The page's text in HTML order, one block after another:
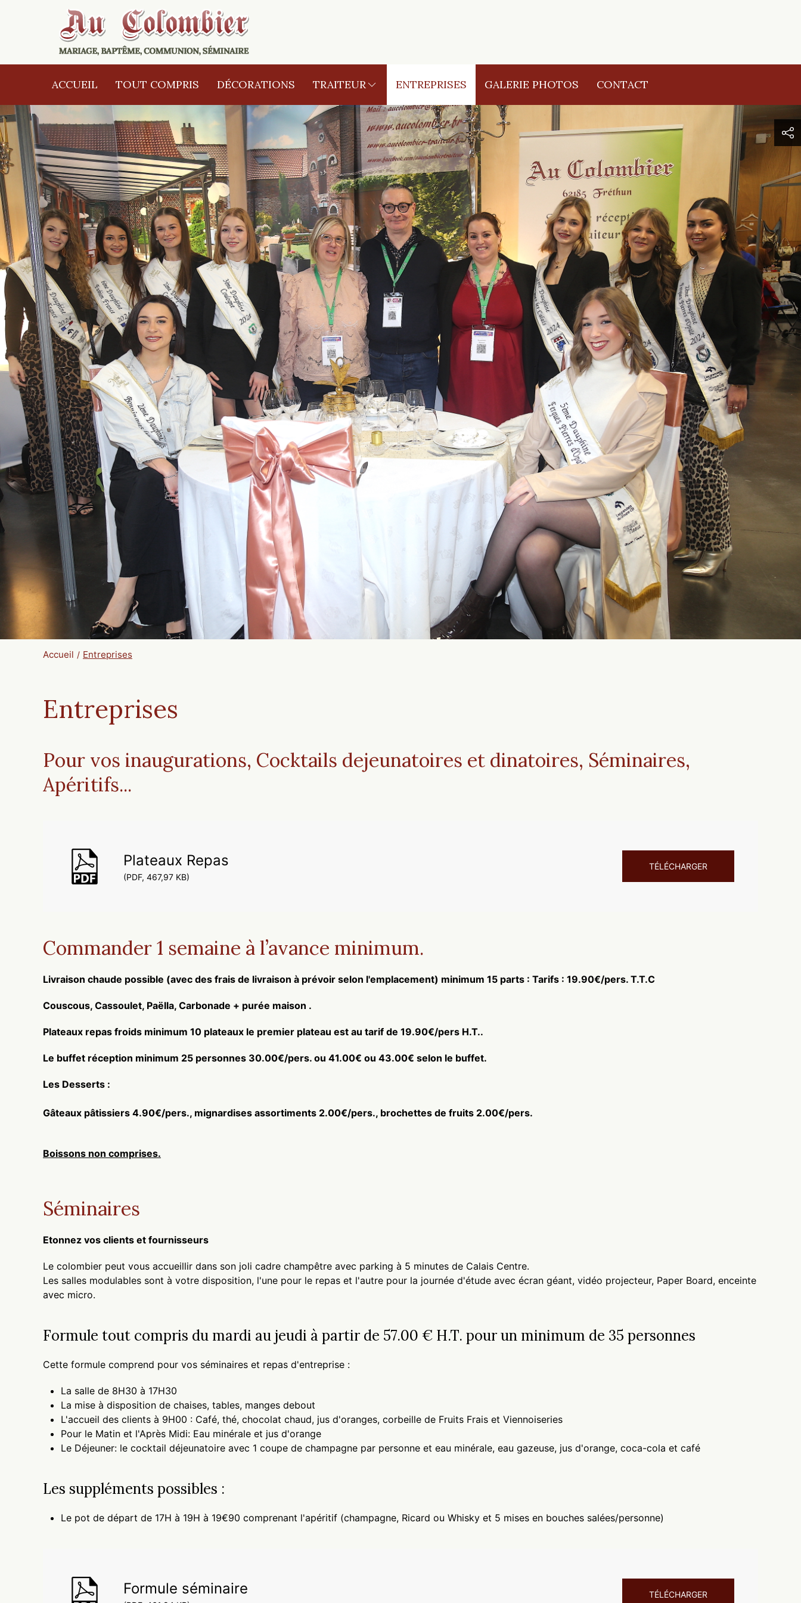
ACCUEIL TOUT COMPRIS DÉCORATIONS TRAITEUR ENTREPRISES GALERIE PHOTOS CONTACT
Accueil Entreprises
Entreprises
Pour vos inaugurations, Cocktails dejeunatoires et dinatoires, Séminaires,
Apéritifs...
Plateaux Repas
(PDF, 467,97 KB)
TÉLÉCHARGER
Commander 1 semaine à l’avance minimum.
Livraison chaude possible (avec des frais de livraison à prévoir selon l'emplacement) minimum 15 parts : Tarifs : 19.90€/pers. T.T.C
Couscous, Cassoulet, Paëlla, Carbonade + purée maison .
Plateaux repas froids minimum 10 plateaux le premier plateau est au tarif de 19.90€/pers H.T..
Le buffet réception minimum 25 personnes 30.00€/pers. ou 41.00€ ou 43.00€ selon le buffet.
Les Desserts :
Gâteaux pâtissiers 4.90€/pers., mignardises assortiments 2.00€/pers., brochettes de fruits 2.00€/pers.
Boissons non comprises.
Séminaires
Etonnez vos clients et fournisseurs
Le colombier peut vous accueillir dans son joli cadre champêtre avec parking à 5 minutes de Calais Centre.
Les salles modulables sont à votre disposition, l'une pour le repas et l'autre pour la journée d'étude avec écran géant, vidéo projecteur, Paper Board, enceinte
avec micro.
Formule tout compris du mardi au jeudi à partir de 57.00 € H.T. pour un minimum de 35 personnes
Cette formule comprend pour vos séminaires et repas d'entreprise :
La salle de 8H30 à 17H30
La mise à disposition de chaises, tables, manges debout
L'accueil des clients à 9H00 : Café, thé, chocolat chaud, jus d'oranges, corbeille de Fruits Frais et Viennoiseries
Pour le Matin et l'Après Midi: Eau minérale et jus d'orange
Le Déjeuner: le cocktail déjeunatoire avec 1 coupe de champagne par personne et eau minérale, eau gazeuse, jus d'orange, coca-cola et café
Les suppléments possibles :
Le pot de départ de 17H à 19H à 19€90 comprenant l'apéritif (champagne, Ricard ou Whisky et 5 mises en bouches salées/personne)
Formule séminaire TÉLÉCHARGER